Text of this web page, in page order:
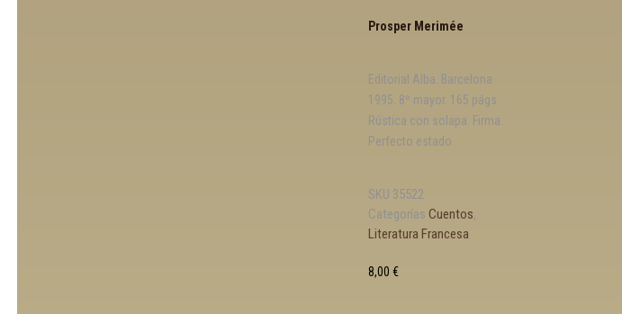
Prosper Merimée
Editorial Alba. Barcelona
1995. 8º mayor. 165 págs.
Rústica con solapa. Firma.
Perfecto estado.
SKU 35522
Categorías Cuentos,
Literatura Francesa
8,00 €